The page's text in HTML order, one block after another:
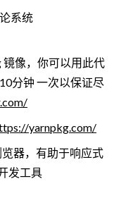
系统
镜像，你可以用此代
分钟 一次以保证尽
yarnpkg.com/
器，有助于响应式
发工具